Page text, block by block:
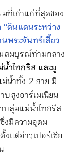
ที่เก่าแก่ที่สุดของ
“ดินแดนระหว่าง
พระจันทร์เสี้ยว
สมบูรณ์ท่ามกลาง
ำไทกริส และยู
น้ำทั้ง 2 สาย มี
สูงอาร์เมเนียน
บลุ่มแม่น้ำไทกรีส
งมีความอุดม
แต่อ่าวเปอร์เซีย